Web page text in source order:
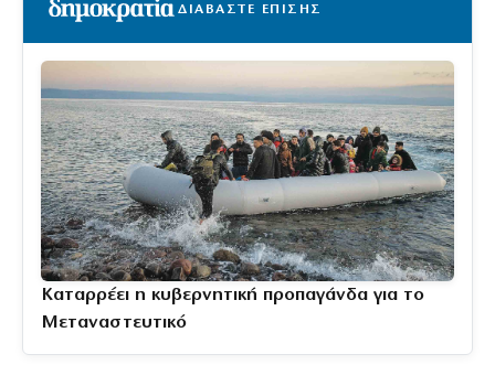
ΔΙΑΒΑΣΤΕ ΕΠΙΣΗΣ
Καταρρέει η κυβερνητική προπαγάνδα για το
Μεταναστευτικό